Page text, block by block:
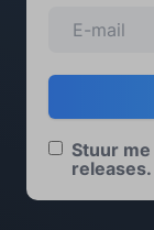
Stuur
releases.